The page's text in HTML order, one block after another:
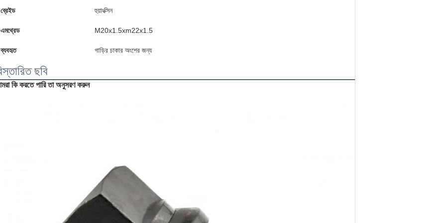
ব্রেইড হুয়াংক্সিন
এমথ্রেড M20x1.5xm22x1.5
ব্যবহৃত গাড়ির চাকার অংশের জন্য
ছবি
কি করতে পারি তা অনুসরণ করুন